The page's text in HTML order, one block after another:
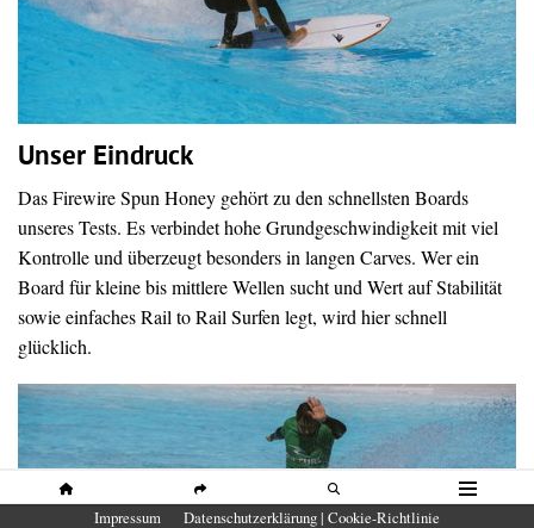
SHARE SUCHE
Unser Eindruck
Das Firewire Spun Honey gehört zu den schnellsten Boards
unseres Tests. Es verbindet hohe Grundgeschwindigkeit mit viel
Kontrolle und überzeugt besonders in langen Carves. Wer ein
Board für kleine bis mittlere Wellen sucht und Wert auf Stabilität
sowie einfaches Rail to Rail Surfen legt, wird hier schnell
glücklich.
Impressum Datenschutzerklärung | Cookie-Richtlinie